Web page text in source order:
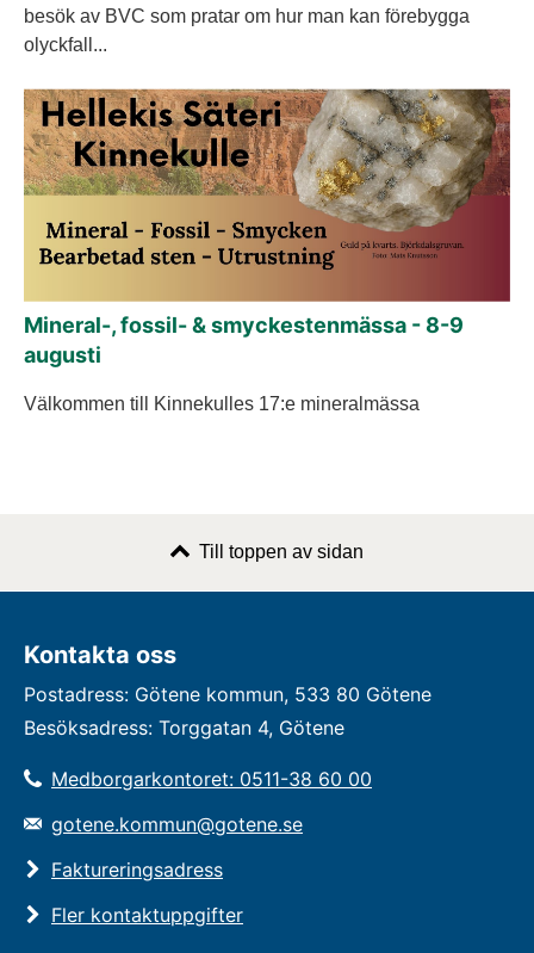
besök av BVC som pratar om hur man kan förebygga
olyckfall...
Mineral-, fossil- & smyckestenmässa - 8-9
augusti
Välkommen till Kinnekulles 17:e mineralmässa
Till toppen av sidan
Kontakta oss
Postadress: Götene kommun, 533 80 Götene
Besöksadress: Torggatan 4, Götene
Medborgarkontoret: 0511-38 60 00
gotene.kommun@gotene.se
Faktureringsadress
Fler kontaktuppgifter